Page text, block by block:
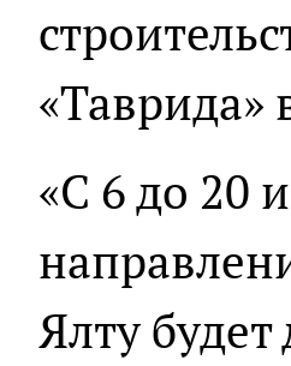
«Таврида»
«С 6 до 20
Ялту